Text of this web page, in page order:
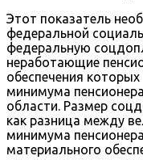
Этот показатель
федеральной
федеральную
неработающие
обеспечения
минимума
области. Размер
как разница между
минимума
материального